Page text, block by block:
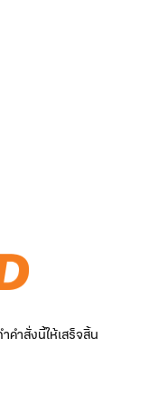
ำสั่งนี้ให้เสร็จสิ้น